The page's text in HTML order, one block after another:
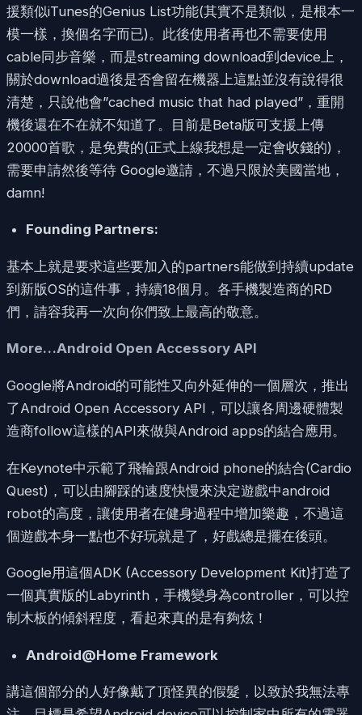
援類似iTunes的Genius List功能(其實不是類似，是根本一
模一樣，換個名字而已)。此後使用者再也不需要使用
cable同步音樂，而是streaming download到device上，
關於download過後是否會留在機器上這點並沒有說得很
清楚，只說他會”cached music that had played”，重開
機後還在不在就不知道了。目前是Beta版可支援上傳
20000首歌，是免費的(正式上線我想是一定會收錢的)，
需要申請然後等待 Google邀請，不過只限於美國當地，
damn!
Founding Partners:
基本上就是要求這些要加入的partners能做到持續update
到新版OS的這件事，持續18個月。各手機製造商的RD
們，請容我再一次向你們致上最高的敬意。
More…Android Open Accessory API
Google將Android的可能性又向外延伸的一個層次，推出
了Android Open Accessory API，可以讓各周邊硬體製
造商follow這樣的API來做與Android apps的結合應用。
在Keynote中示範了飛輪跟Android phone的結合(Cardio
Quest)，可以由腳踩的速度快慢來決定遊戲中android
robot的高度，讓使用者在健身過程中增加樂趣，不過這
個遊戲本身一點也不好玩就是了，好戲總是擺在後頭。
Google用這個ADK (Accessory Development Kit)打造了
一個真實版的Labyrinth，手機變身為controller，可以控
制木板的傾斜程度，看起來真的是有夠炫！
Android@Home Framework
講這個部分的人好像戴了頂怪異的假髮，以致於我無法專